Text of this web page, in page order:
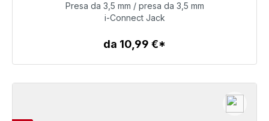
34,99 €
Dettagli
Presa da 3,5 mm / presa da 3,5 mm
i-Connect Jack
da 10,99 €*